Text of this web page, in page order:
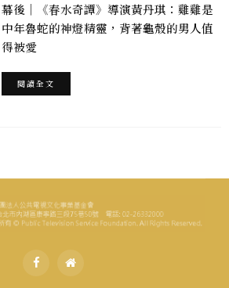
幕後｜《春水奇譚》導演黃丹琪：雞雞是
中年魯蛇的神燈精靈，背著龜殼的男人值
得被愛
閱讀全文